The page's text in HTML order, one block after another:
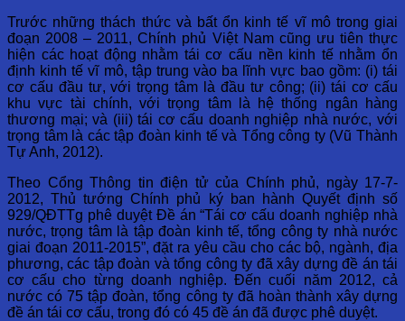
Trước những thách thức và bất ổn kinh tế vĩ mô trong giai
đoạn 2008 – 2011, Chính phủ Việt Nam cũng ưu tiên thực
hiện các hoạt động nhằm tái cơ cấu nền kinh tế nhằm ổn
định kinh tế vĩ mô, tập trung vào ba lĩnh vực bao gồm: (i) tái
cơ cấu đầu tư, với trọng tâm là đầu tư công; (ii) tái cơ cấu
khu vực tài chính, với trọng tâm là hệ thống ngân hàng
thương mại; và (iii) tái cơ cấu doanh nghiệp nhà nước, với
trọng tâm là các tập đoàn kinh tế và Tổng công ty (Vũ Thành
Tự Anh, 2012).
Theo Cổng Thông tin điện tử của Chính phủ, ngày 17-7-
2012, Thủ tướng Chính phủ ký ban hành Quyết định số
929/QĐTTg phê duyệt Đề án “Tái cơ cấu doanh nghiệp nhà
nước, trọng tâm là tập đoàn kinh tế, tổng công ty nhà nước
giai đoạn 2011-2015”, đặt ra yêu cầu cho các bộ, ngành, địa
phương, các tập đoàn và tổng công ty đã xây dựng đề án tái
cơ cấu cho từng doanh nghiệp. Đến cuối năm 2012, cả
nước có 75 tập đoàn, tổng công ty đã hoàn thành xây dựng
đề án tái cơ cấu, trong đó có 45 đề án đã được phê duyệt.